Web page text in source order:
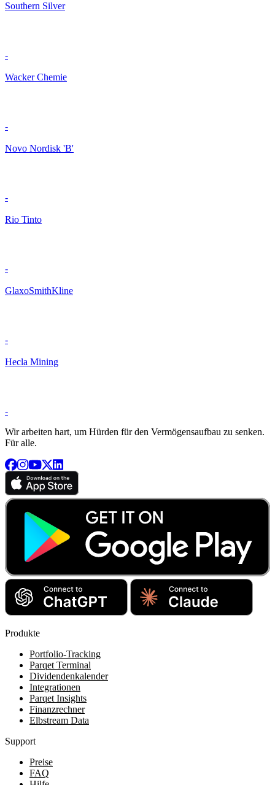
Southern Silver
-
Wacker Chemie
-
Novo Nordisk 'B'
-
Rio Tinto
-
GlaxoSmithKline
-
Hecla Mining
-
Wir arbeiten hart, um Hürden für den Vermögensaufbau zu senken.
Für alle.
Produkte
Portfolio-Tracking
Parqet Terminal
Dividendenkalender
Integrationen
Parqet Insights
Finanzrechner
Elbstream Data
Support
Preise
FAQ